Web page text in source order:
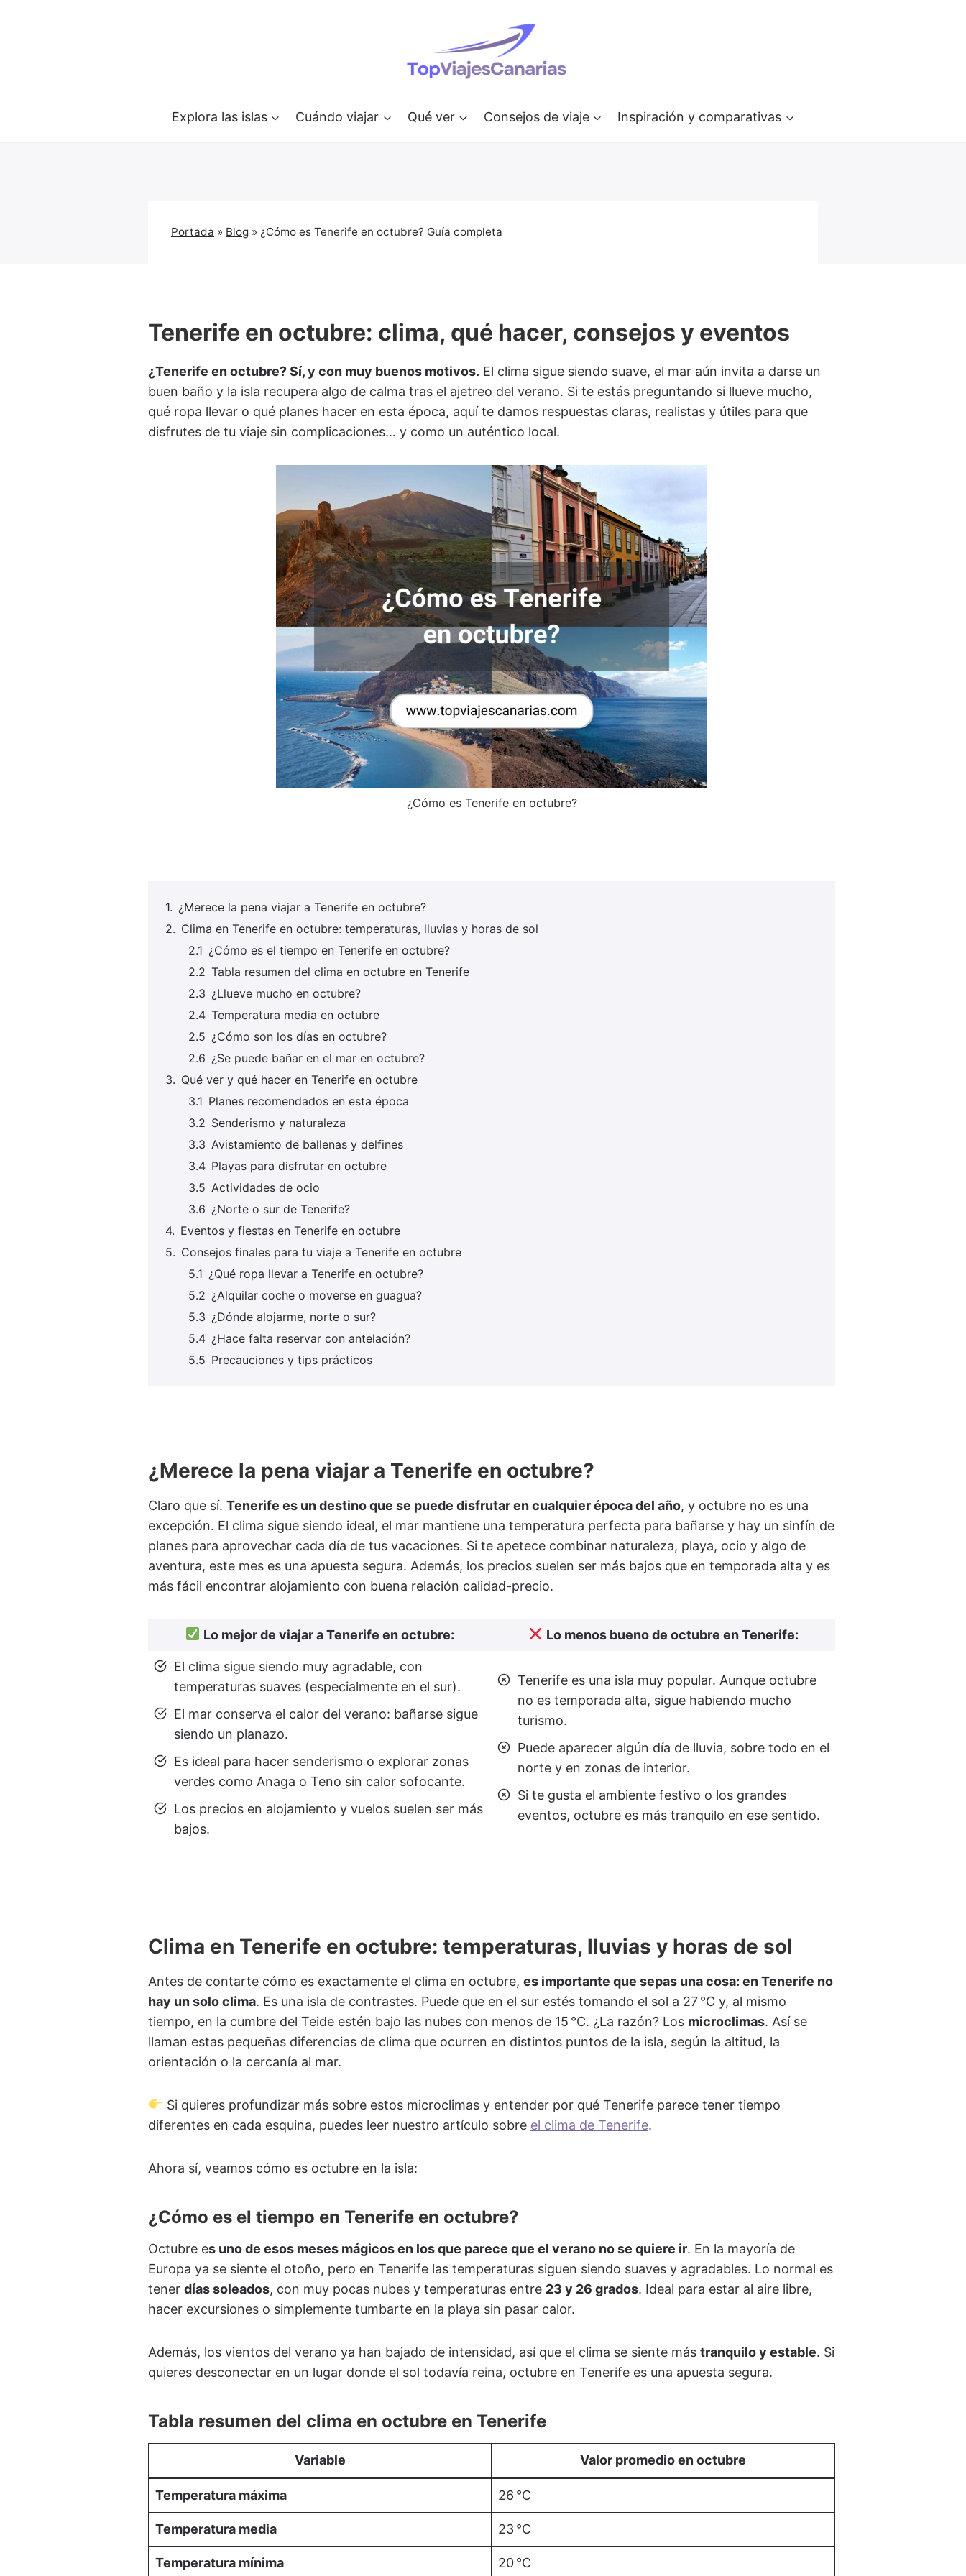
Explora las islas Cuándo viajar Qué ver Consejos de viaje Inspiración y comparativas
Portada » Blog » ¿Cómo es Tenerife en octubre? Guía completa
Tenerife en octubre: clima, qué hacer, consejos y eventos
¿Tenerife en octubre? Sí, y con muy buenos motivos. El clima sigue siendo suave, el mar aún invita a darse un
buen baño y la isla recupera algo de calma tras el ajetreo del verano. Si te estás preguntando si llueve mucho,
qué ropa llevar o qué planes hacer en esta época, aquí te damos respuestas claras, realistas y útiles para que
disfrutes de tu viaje sin complicaciones… y como un auténtico local.
¿Cómo es Tenerife en octubre?
¿Merece la pena viajar a Tenerife en octubre?
Clima en Tenerife en octubre: temperaturas, lluvias y horas de sol
¿Cómo es el tiempo en Tenerife en octubre?
Tabla resumen del clima en octubre en Tenerife
¿Llueve mucho en octubre?
Temperatura media en octubre
¿Cómo son los días en octubre?
¿Se puede bañar en el mar en octubre?
Qué ver y qué hacer en Tenerife en octubre
Planes recomendados en esta época
Senderismo y naturaleza
Avistamiento de ballenas y delfines
Playas para disfrutar en octubre
Actividades de ocio
¿Norte o sur de Tenerife?
Eventos y fiestas en Tenerife en octubre
Consejos finales para tu viaje a Tenerife en octubre
¿Qué ropa llevar a Tenerife en octubre?
¿Alquilar coche o moverse en guagua?
¿Dónde alojarme, norte o sur?
¿Hace falta reservar con antelación?
Precauciones y tips prácticos
¿Merece la pena viajar a Tenerife en octubre?
Claro que sí. Tenerife es un destino que se puede disfrutar en cualquier época del año, y octubre no es una
excepción. El clima sigue siendo ideal, el mar mantiene una temperatura perfecta para bañarse y hay un sinfín de
planes para aprovechar cada día de tus vacaciones. Si te apetece combinar naturaleza, playa, ocio y algo de
aventura, este mes es una apuesta segura. Además, los precios suelen ser más bajos que en temporada alta y es
más fácil encontrar alojamiento con buena relación calidad-precio.
Lo mejor de viajar a Tenerife en octubre: Lo menos bueno de octubre en Tenerife:
El clima sigue siendo muy agradable, con
temperaturas suaves (especialmente en el sur).
El mar conserva el calor del verano: bañarse sigue
siendo un planazo.
Es ideal para hacer senderismo o explorar zonas
verdes como Anaga o Teno sin calor sofocante.
Los precios en alojamiento y vuelos suelen ser más
bajos.
Tenerife es una isla muy popular. Aunque octubre
no es temporada alta, sigue habiendo mucho
turismo.
Puede aparecer algún día de lluvia, sobre todo en el
norte y en zonas de interior.
Si te gusta el ambiente festivo o los grandes
eventos, octubre es más tranquilo en ese sentido.
Clima en Tenerife en octubre: temperaturas, lluvias y horas de sol
Antes de contarte cómo es exactamente el clima en octubre, es importante que sepas una cosa: en Tenerife no
hay un solo clima. Es una isla de contrastes. Puede que en el sur estés tomando el sol a 27 °C y, al mismo
tiempo, en la cumbre del Teide estén bajo las nubes con menos de 15 °C. ¿La razón? Los microclimas. Así se
llaman estas pequeñas diferencias de clima que ocurren en distintos puntos de la isla, según la altitud, la
orientación o la cercanía al mar.
Si quieres profundizar más sobre estos microclimas y entender por qué Tenerife parece tener tiempo
diferentes en cada esquina, puedes leer nuestro artículo sobre el clima de Tenerife.
Ahora sí, veamos cómo es octubre en la isla:
¿Cómo es el tiempo en Tenerife en octubre?
Octubre es uno de esos meses mágicos en los que parece que el verano no se quiere ir. En la mayoría de
Europa ya se siente el otoño, pero en Tenerife las temperaturas siguen siendo suaves y agradables. Lo normal es
tener días soleados, con muy pocas nubes y temperaturas entre 23 y 26 grados. Ideal para estar al aire libre,
hacer excursiones o simplemente tumbarte en la playa sin pasar calor.
Además, los vientos del verano ya han bajado de intensidad, así que el clima se siente más tranquilo y estable. Si
quieres desconectar en un lugar donde el sol todavía reina, octubre en Tenerife es una apuesta segura.
Tabla resumen del clima en octubre en Tenerife
Variable Valor promedio en octubre
Temperatura máxima 26 °C
Temperatura media 23 °C
Temperatura mínima 20 °C